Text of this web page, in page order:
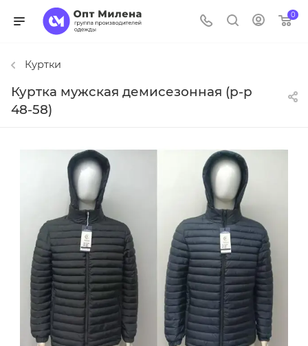
0
Куртки
Куртка мужская демисезонная (р-р
48-58)